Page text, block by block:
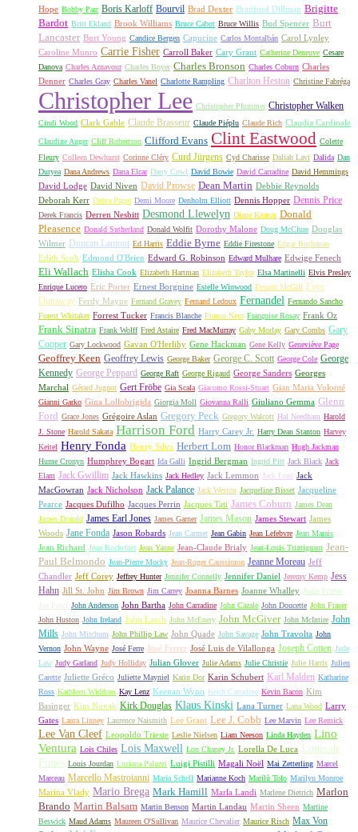
Hope Bobby Parr Boris Karloff Bourvil Brad Dexter Bradford Dillman Brigitte
Bardot Britt Ekland Brook Williams Bruce Cabot Bruce Willis Bud Spencer Burt
Lancaster Burt Young Candice Bergen Capucine Carlos Montalbán Carol Lynley
Caroline Munro Carrie Fisher Carroll Baker Cary Grant Catherine Deneuve Cesare
Danova Charles Aznavour Charles Boyer Charles Bronson Charles Coburn Charles
Denner Charles Gray Charles Vanel Charlotte Rampling Charlton Heston Christine Fabréga
Christopher Lee Christopher Plummer Christopher Walken
Cindi Wood Clark Gable Claude Brasseur Claude Piéplu Claude Rich Claudia Cardinale
Claudine Auger Cliff Robertson Clifford Evans Clint Eastwood Colette
Fleury Colleen Dewhurst Corinne Cléry Curd Jürgens Cyd Charisse Daliah Lavi Dalida Dan
Duryea Dana Andrews Dana Elcar Darry Cowl David Bowie David Carradine David Hemmings
David Lodge David Niven David Prowse Dean Martin Debbie Reynolds
Deborah Kerr Debra Paget Demi Moore Denholm Elliott Dennis Hopper Dennis Price
Derek Francis Derren Nesbitt Desmond Llewelyn Diane Keaton Donald
Pleasence Donald Sutherland Donald Wolfit Dorothy Malone Doug McClure Douglas
Wilmer Duncan Lamont Ed Harris Eddie Byrne Eddie Firestone Edgar Buchanan
Edith Scob Edmond O'Brien Edward G. Robinson Edward Mulhare Edwige Fenech
Eli Wallach Elisha Cook Elizabeth Hartman Elizabeth Taylor Elsa Martinelli Elvis Presley
Enrique Lucero Eric Porter Ernest Borgnine Estelle Winwood Everett McGill Faye
Dunaway Ferdy Mayne Fernand Gravey Fernand Ledoux Fernandel Fernando Sancho
Forest Whitaker Forrest Tucker Francis Blanche Franco Nero Françoise Rosay Frank Oz
Frank Sinatra Frank Wolff Fred Astaire Fred MacMurray Gaby Morlay Gary Combs Gary
Cooper Gary Lockwood Gavan O'Herlihy Gene Hackman Gene Kelly Geneviève Page
Geoffrey Keen Geoffrey Lewis George Baker George C. Scott George Cole George
Kennedy George Peppard George Raft George Rigaud George Sanders Georges
Marchal Gérard Jugnot Gert Fröbe Gia Scala Giacomo Rossi-Stuart Gian Maria Volonté
Gianni Garko Gina Lollobrigida Giorgia Moll Giovanna Ralli Giuliano Gemma Glenn
Ford
Grace Jones Grégoire Aslan Gregory Peck Gregory Walcott Hal Needham Harold
J. Stone Harold Sakata Harrison Ford Harry Carey Jr. Harry Dean Stanton Harvey
Keitel Henry Fonda Henry Silva Herbert Lom Honor Blackman Hugh Jackman
Hume Cronyn Humphrey Bogart Ida Galli Ingrid Bergman Ingrid Pitt Jack Black Jack
Elam Jack Gwillim Jack Hawkins Jack Hedley Jack Lemmon Jack Lord Jack
MacGowran Jack Nicholson Jack Palance Jack Weston Jacqueline Bisset Jacqueline
Pearce Jacques Dufilho Jacques Perrin Jacques Tati James Coburn James Dean
James Donald James Earl Jones James Garner James Mason James Stewart James
Woods Jane Fonda Jason Robards Jean Carmet Jean Gabin Jean Lefebvre Jean Marais
Jean Richard Jean Rochefort Jean Yanne Jean-Claude Brialy Jean-Louis Trintignant Jean-
Paul Belmondo Jean-Pierre Mocky Jean-Roger Caussimon Jeanne Moreau Jeff
Chandler Jeff Corey Jeffrey Hunter Jennifer Connelly Jennifer Daniel Jeremy Kemp Jess
Hahn Jill St. John Jim Brown Jim Carrey Joanna Barnes Joanne Whalley Jodie Foster
Joe Pesci
John Anderson John Bartha John Carradine John Cazale John Doucette John Fraser
John Huston John Ireland John Larch John McEnery John McGiver John McIntire John
Mills John Mitchum John Phillip Law John Quade John Savage John Travolta John
Vernon John Wayne José Ferre José Ferrer José Luis de Vilallonga Joseph Cotten Jude
Law Judy Garland Judy Holliday Julian Glover Julie Adams Julie Christie Julie Harris Julien
Carette Juliette Gréco Juliette Mayniel Karin Dor Karin Schubert Karl Malden Katharine
Ross Kathleen Widdoes Kay Lenz Keenan Wynn Keith Carradine Kevin Bacon Kim
Basinger Kim Novak Kirk Douglas Klaus Kinski Lana Turner Lana Wood Larry
Gates Laura Linney Laurence Naismith Lee Grant Lee J. Cobb Lee Marvin Lee Remick
Lee Van Cleef Leopoldo Trieste Leslie Nielsen Liam Neeson Linda Hayden Lino
Ventura Lois Chiles Lois Maxwell Lon Chaney Jr. Lorella De Luca
Louis de
Funès Louis Jourdan Luciana Paluzzi Luigi Pistilli Magali Noël Mai Zetterling Marcel
Marceau Marcello Mastroianni Maria Schell Marianne Koch Marilù Tolo Marilyn Monroe
Marina Vlady Mario Brega Mark Hamill Marla Landi Marlene Dietrich Marlon
Brando Martin Balsam Martin Benson Martin Landau Martin Sheen Martine
Beswick Maud Adams Maureen O'Sullivan Maurice Chevalier Maurice Risch Max Von